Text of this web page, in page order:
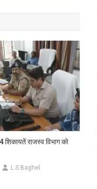
राजस्व विभाग को
L.S Baghel